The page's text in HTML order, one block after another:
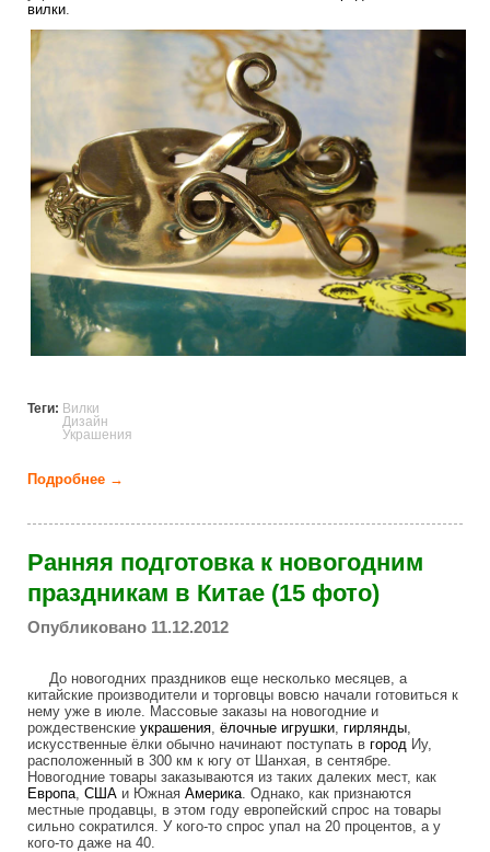
вилки
decoration_of_the_forks.jpg
Теги: Вилки
Дизайн
Украшения
Подробнее →
Ранняя подготовка к новогодним
праздникам в Китае (15 фото)
Опубликовано 11.12.2012
До новогодних праздников еще несколько месяцев, а
китайские производители и торговцы вовсю начали готовиться к
нему уже в июле. Массовые заказы на новогодние и
рождественские украшения, ёлочные игрушки, гирлянды,
искусственные ёлки обычно начинают поступать в город Иу,
расположенный в 300 км к югу от Шанхая, в сентябре.
Новогодние товары заказываются из таких далеких мест, как
Европа, США и Южная Америка. Однако, как признаются
местные продавцы, в этом году европейский спрос на товары
сильно сократился. У кого-то спрос упал на 20 процентов, а у
кого-то даже на 40.